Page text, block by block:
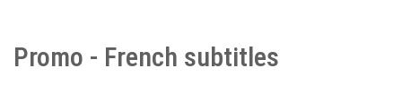
Promo - French subtitles